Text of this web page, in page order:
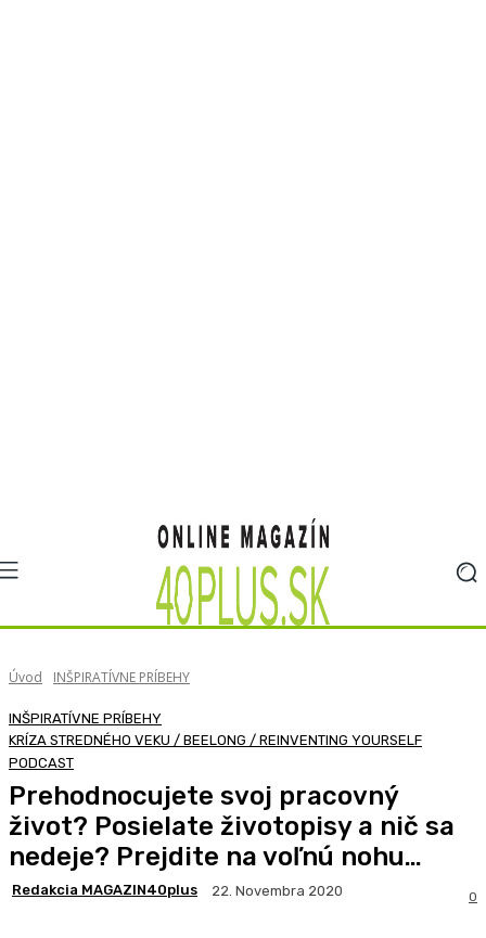
Úvod INŠPIRATÍVNE PRÍBEHY
INŠPIRATÍVNE PRÍBEHY
KRÍZA STREDNÉHO VEKU / BEELONG / REINVENTING YOURSELF
PODCAST
Prehodnocujete svoj pracovný
život? Posielate životopisy a nič sa
nedeje? Prejdite na voľnú nohu…
Redakcia MAGAZIN40plus 22. Novembra 2020 0